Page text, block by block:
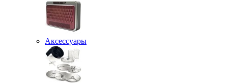
Аксессуары